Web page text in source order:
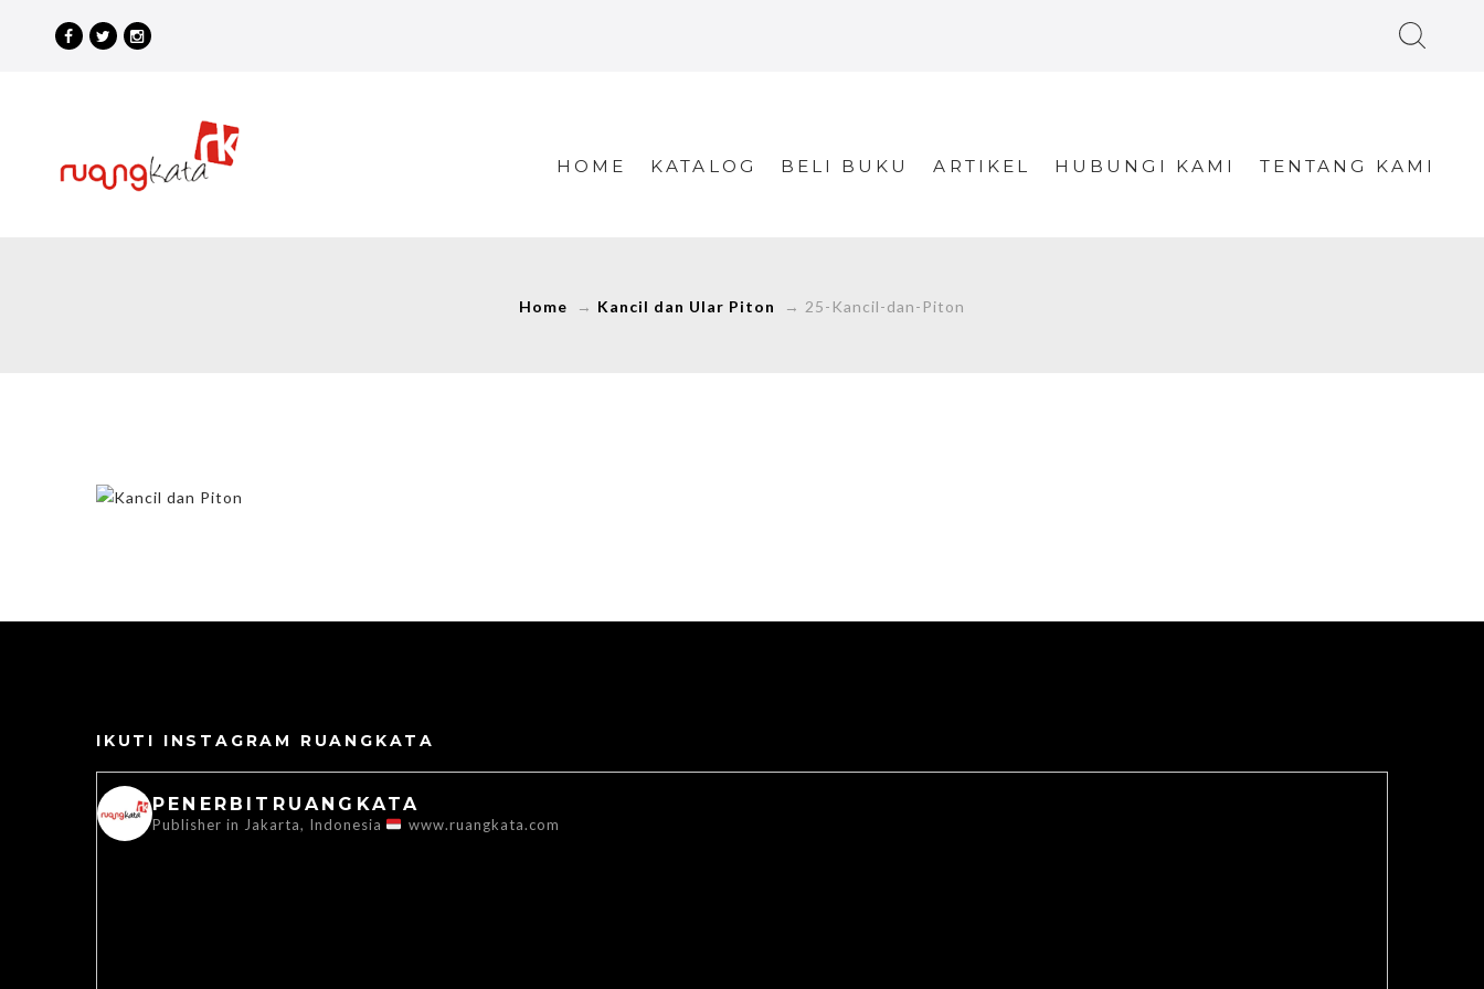
HOME KATALOG BELI BUKU ARTIKEL HUBUNGI KAMI TENTANG KAMI
Home → Kancil dan Ular Piton → 25-Kancil-dan-Piton
IKUTI INSTAGRAM RUANGKATA
PENERBITRUANGKATA
Publisher in Jakarta, Indonesia www.ruangkata.com